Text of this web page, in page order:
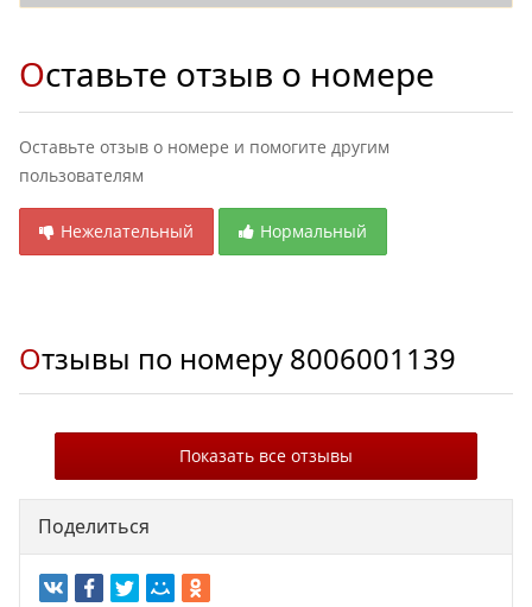
Оставьте отзыв о номере
Оставьте отзыв о номере и помогите другим
пользователям
Нежелательный Нормальный
Отзывы по номеру 8006001139
Показать все отзывы
Поделиться